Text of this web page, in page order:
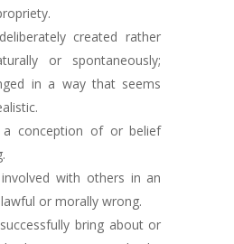
deliberately created rather
or spontaneously;
in a way that seems
a conception of or belief
involved with others in an
or morally wrong.
successfully bring about or